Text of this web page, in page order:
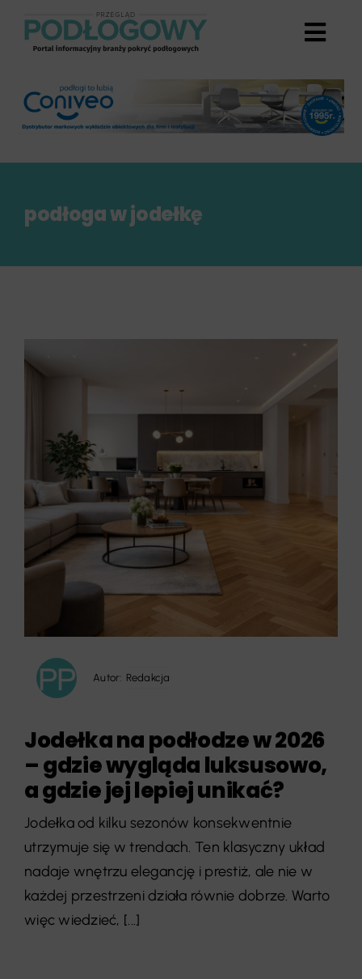
podłoga w jodełkę
Autor: Redakcja
Jodełka na podłodze w 2026
– gdzie wygląda luksusowo,
a gdzie jej lepiej unikać?
Jodełka od kilku sezonów konsekwentnie
utrzymuje się w trendach. Ten klasyczny układ
nadaje wnętrzu elegancję i prestiż, ale nie w
każdej przestrzeni działa równie dobrze. Warto
więc wiedzieć, [...]